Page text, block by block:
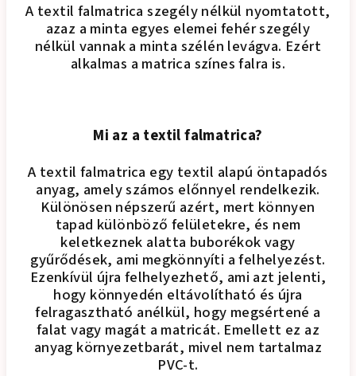
A textil falmatrica szegély nélkül nyomtatott,
azaz a minta egyes elemei fehér szegély
nélkül vannak a minta szélén levágva. Ezért
alkalmas a matrica színes falra is.
Mi az a textil falmatrica?
A textil falmatrica egy textil alapú öntapadós
anyag, amely számos előnnyel rendelkezik.
Különösen népszerű azért, mert könnyen
tapad különböző felületekre, és nem
keletkeznek alatta buborékok vagy
gyűrődések, ami megkönnyíti a felhelyezést.
Ezenkívül újra felhelyezhető, ami azt jelenti,
hogy könnyedén eltávolítható és újra
felragasztható anélkül, hogy megsértené a
falat vagy magát a matricát. Emellett ez az
anyag környezetbarát, mivel nem tartalmaz
PVC-t.